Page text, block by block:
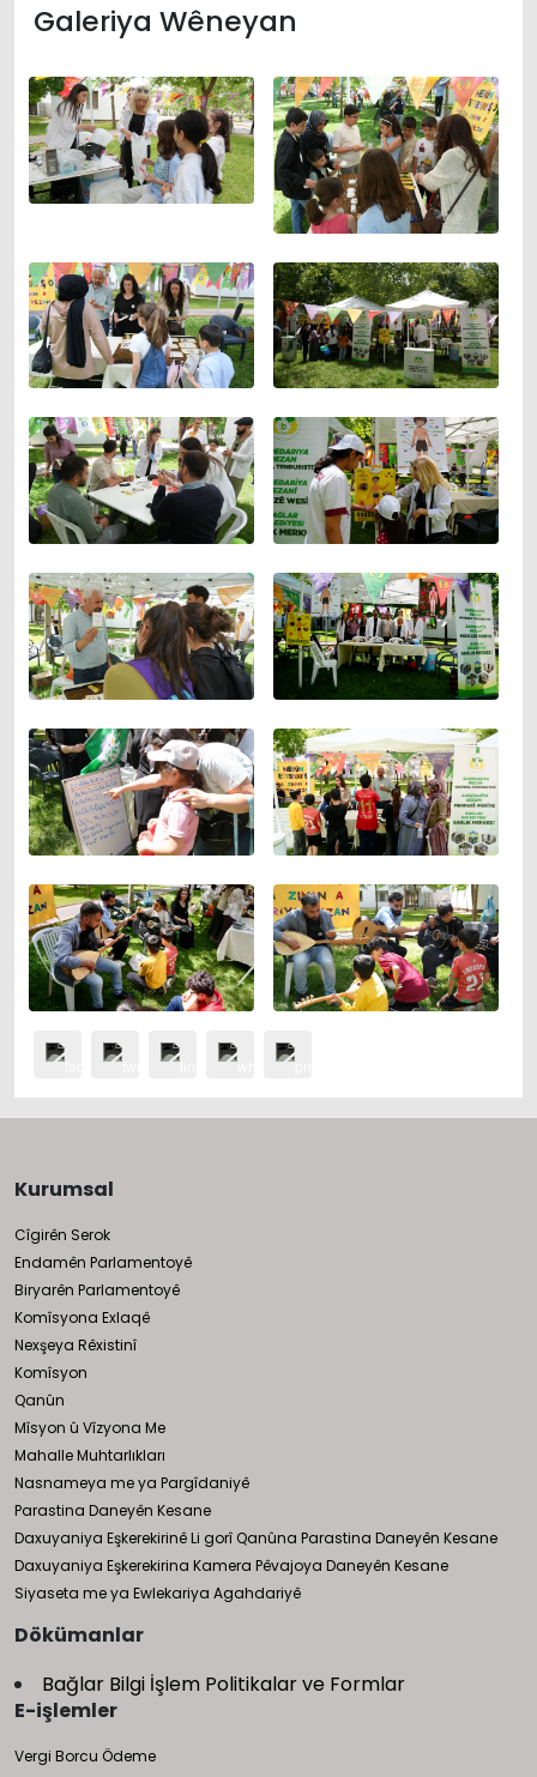
Galeriya Wêneyan
Kurumsal
Cîgirên Serok
Endamên Parlamentoyê
Biryarên Parlamentoyê
Komîsyona Exlaqê
Nexşeya Rêxistinî
Komîsyon
Qanûn
Mîsyon û Vîzyona Me
Mahalle Muhtarlıkları
Nasnameya me ya Pargîdaniyê
Parastina Daneyên Kesane
Daxuyaniya Eşkerekirinê Li gorî Qanûna Parastina Daneyên Kesane
Daxuyaniya Eşkerekirina Kamera Pêvajoya Daneyên Kesane
Siyaseta me ya Ewlekariya Agahdariyê
Dökümanlar
Bağlar Bilgi İşlem Politikalar ve Formlar
E-işlemler
Vergi Borcu Ödeme